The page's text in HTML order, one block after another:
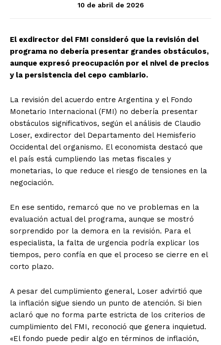
10 de abril de 2026
El exdirector del FMI consideró que la revisión del
programa no debería presentar grandes obstáculos,
aunque expresó preocupación por el nivel de precios
y la persistencia del cepo cambiario.
La revisión del acuerdo entre Argentina y el Fondo
Monetario Internacional (FMI) no debería presentar
obstáculos significativos, según el análisis de Claudio
Loser, exdirector del Departamento del Hemisferio
Occidental del organismo. El economista destacó que
el país está cumpliendo las metas fiscales y
monetarias, lo que reduce el riesgo de tensiones en la
negociación.
En ese sentido, remarcó que no ve problemas en la
evaluación actual del programa, aunque se mostró
sorprendido por la demora en la revisión. Para el
especialista, la falta de urgencia podría explicar los
tiempos, pero confía en que el proceso se cierre en el
corto plazo.
A pesar del cumplimiento general, Loser advirtió que
la inflación sigue siendo un punto de atención. Si bien
aclaró que no forma parte estricta de los criterios de
cumplimiento del FMI, reconoció que genera inquietud.
«El fondo puede pedir algo en términos de inflación,